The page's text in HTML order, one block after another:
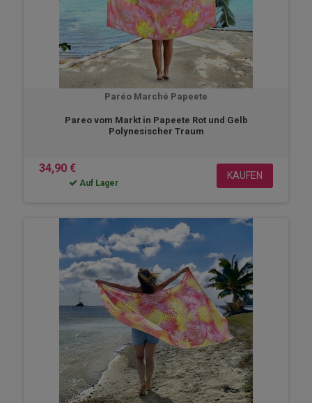
Paréo Marché Papeete
Pareo vom Markt in Papeete Rot und Gelb
Polynesischer Traum
34,90 €
Auf Lager
KAUFEN